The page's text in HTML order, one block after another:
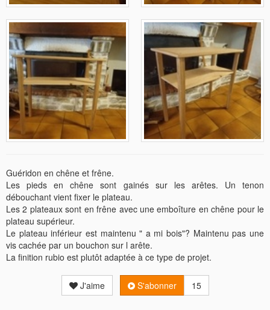
Guéridon en chêne et frêne.
Les pieds en chêne sont gainés sur les arêtes. Un tenon
débouchant vient fixer le plateau.
Les 2 plateaux sont en frêne avec une emboîture en chêne pour le
plateau supérieur.
Le plateau inférieur est maintenu " a mi bois"? Maintenu pas une
vis cachée par un bouchon sur l arête.
La finition rubio est plutôt adaptée à ce type de projet.
J'aime S'abonner 15